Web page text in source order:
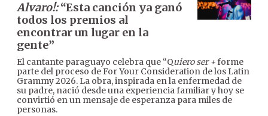
Alvaro!:“Esta canción ya ganó
todos los premios al
encontrar un lugar en la
gente”
El cantante paraguayo celebra que “Quiero ser +forme
parte del proceso de For Your Consideration de los Latin
Grammy 2026. La obra, inspirada en la enfermedad de
su padre, nació desde una experiencia familiar y hoy se
convirtió en un mensaje de esperanza para miles de
personas.